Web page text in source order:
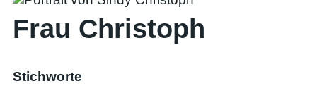
Frau Christoph
Stichworte